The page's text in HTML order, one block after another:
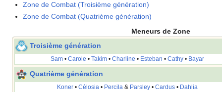
Zone de Combat (Troisième génération)
Zone de Combat (Quatrième génération)
Meneurs de Zone
Troisième génération
Sam • Carole • Takim • Charline • Esteban • Cathy • Bayar
Quatrième génération
Koner • Célosia • Percila & Parsley • Cardus • Dahlia